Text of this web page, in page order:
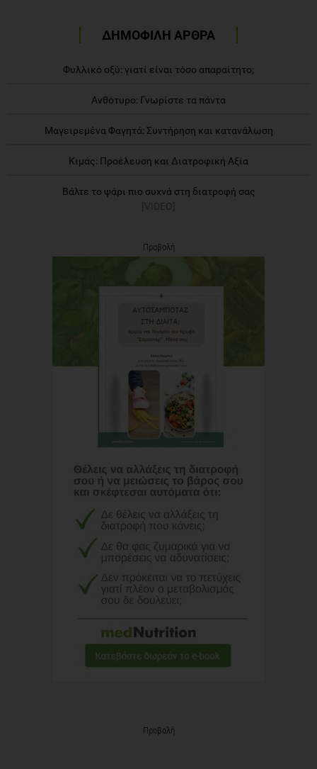
ΔΗΜΟΦΙΛΗ ΑΡΘΡΑ
Φυλλικό οξύ: γιατί είναι τόσο απαραίτητο;
Ανθότυρο: Γνωρίστε τα πάντα
Μαγειρεμένα Φαγητά: Συντήρηση και κατανάλωση
Κιμάς: Προέλευση και Διατροφική Αξία
Βάλτε το ψάρι πιο συχνά στη διατροφή σας
[VIDEO]
Προβολή
Προβολή